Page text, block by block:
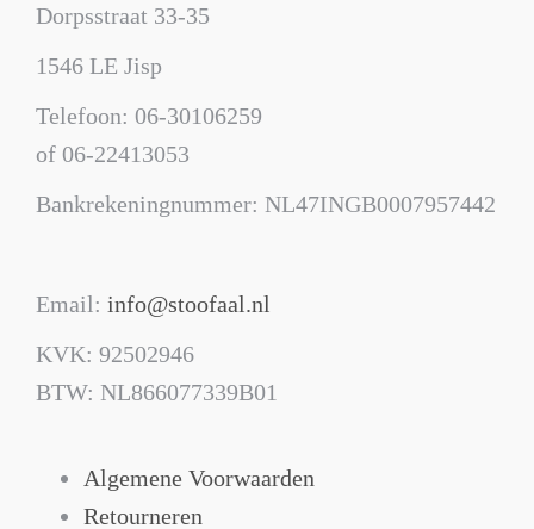
Dorpsstraat 33-35
1546 LE Jisp
Telefoon: 06-30106259
of 06-22413053
Bankrekeningnummer: NL47INGB0007957442
Email: info@stoofaal.nl
KVK: 92502946
BTW: NL866077339B01
Algemene Voorwaarden
Retourneren